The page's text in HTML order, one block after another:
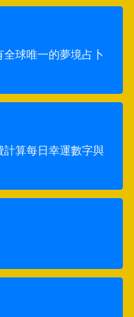
球唯一的夢境占卜
算每日幸運數字與